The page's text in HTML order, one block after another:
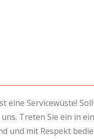
eine Servicewüste!
Treten Sie ein in
und mit Respekt